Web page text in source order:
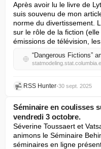
Après avoir lu le livre de
suis souvenu de mon
norme du divertissement.
sur le rôle de la fiction
émissions de télévision,
“Dangerous Fictions”
RSS Hunter•30 sept. 2025
Séminaire en coulisses
vendredi 3 octobre.
Séverine Toussaert et
animons le Séminaire
séminaires en ligne